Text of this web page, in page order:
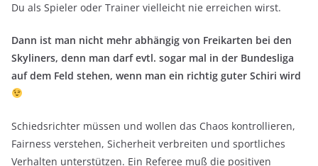
Du als Spieler oder Trainer vielleicht nie erreichen wirst.
Dann ist man nicht mehr abhängig von Freikarten bei den
Skyliners, denn man darf evtl. sogar mal in der Bundesliga
auf dem Feld stehen, wenn man ein richtig guter Schiri wird
Schiedsrichter müssen und wollen das Chaos kontrollieren,
Fairness verstehen, Sicherheit verbreiten und sportliches
Verhalten unterstützen. Ein Referee muß die positiven